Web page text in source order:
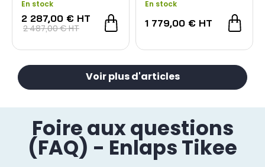
En stock
2 287,00 € HT
2 487,00 €HT
En stock
1 779,00 € HT
Voir plus d'articles
Foire aux questions
(FAQ) - Enlaps Tikee